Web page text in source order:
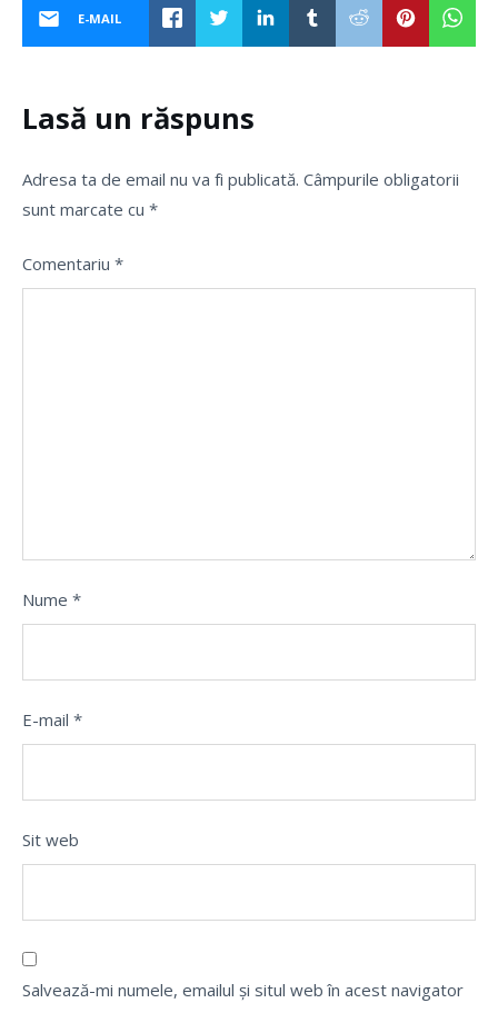
E-MAIL
Lasă un răspuns
Adresa ta de email nu va fi publicată. Câmpurile obligatorii
sunt marcate cu *
Comentariu *
Nume *
E-mail *
Sit web
Salvează-mi numele, emailul și situl web în acest navigator